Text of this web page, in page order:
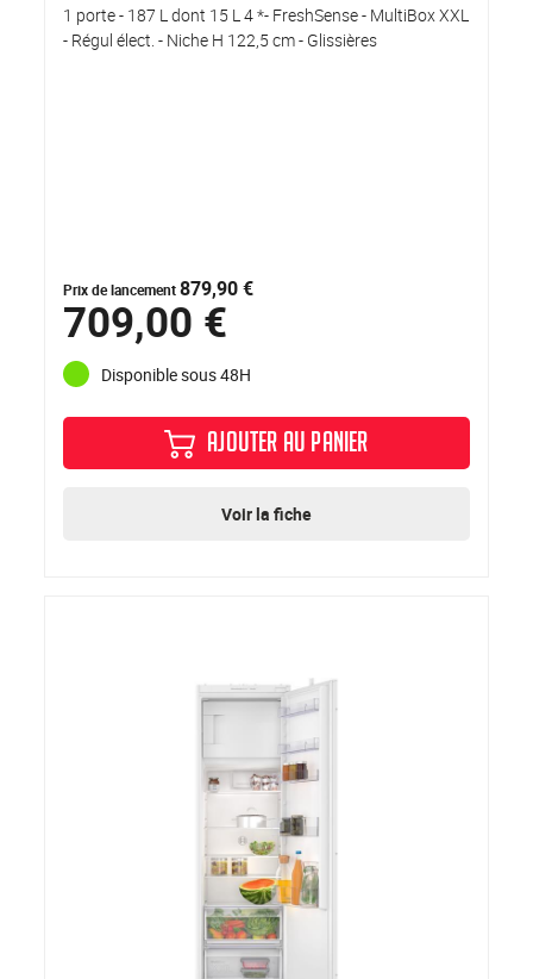
1 porte - 187 L dont 15 L 4 *- FreshSense - MultiBox XXL
- Régul élect. - Niche H 122,5 cm - Glissières
Prix de lancement879,90 €
709,00 €
Disponible sous 48H
AJOUTER AU PANIER
Voir la fiche